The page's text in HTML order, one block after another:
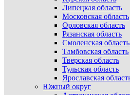
Липецкая область
Московская область
Орловская область
Рязанская область
Смоленская область
Тамбовская область
Тверская область
Тульская область
Ярославская
Южный округ